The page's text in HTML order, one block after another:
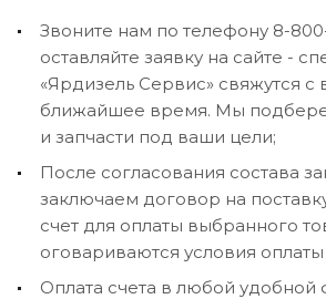
Звоните нам по телефону 8-
оставляйте заявку на сайте -
«Ярдизель Сервис» свяжутся с
ближайшее время. Мы
и запчасти под ваши цели;
После согласования состава
заключаем договор на
счет для оплаты выбранного
оговариваются условия
Оплата счета в любой удобной